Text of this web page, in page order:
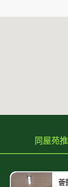
同屋苑
薈